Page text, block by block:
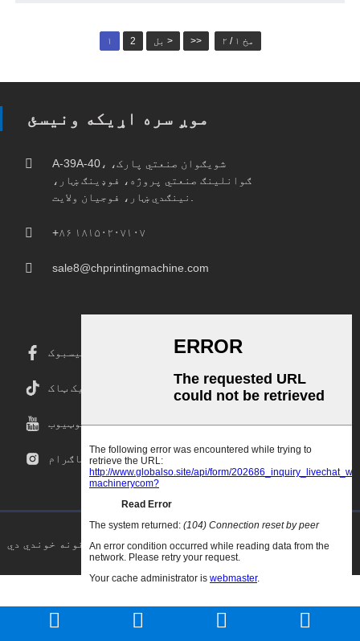
۱ 2 بل > >> مخ ۱ / ۲
موږ سره اړیکه ونیسئ
A-39A-40، شویګوان صنعتي پارک،
ګوانلینګ صنعتي پروژه، فوډینګ ښار،
+۸۶ ۱۸۱۵۰۲۰۷۱۰۷
sale8@chprintingmachine.com
فیسبوک
ټیک ټاک
یوټیوب
انسټاګرام
د کاپي حق © ۲۰۲۵ ګوډاو.سي این ټول حقونه خوندي دي